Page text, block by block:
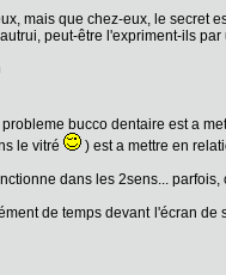
mais que chez-eux, le secret
peut-être l'expriment-ils
bucco dentaire est a
le vitré
) est a mettre en
dans les 2sens...
de temps devant l'écran